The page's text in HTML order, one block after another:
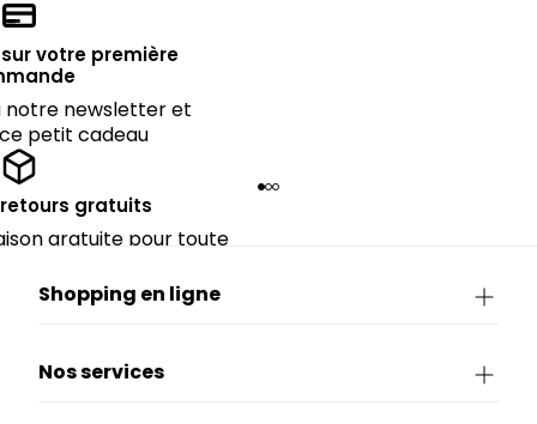
votre première
notre newsletter et
petit cadeau
gratuits
gratuite pour toute
Shopping en ligne
Nos services